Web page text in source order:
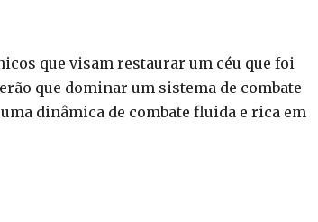
que visam restaurar um céu que foi
que dominar um sistema de combate
dinâmica de combate fluida e rica em